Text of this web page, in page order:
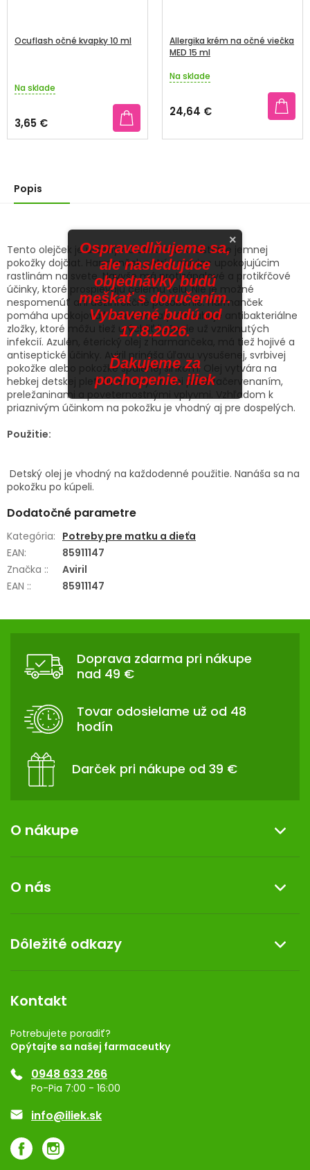
Ocuflash očné kvapky 10 ml
Na sklade
3,65 €
Allergika krém na očné viečka
MED 15 ml
Priemerné
produktu
je
z
Na sklade
24,64 €
Popis
Tento olejček je určený na ošetrenie a čistenie jemnej
pokožky dojčiat. Harmanček patrí k najviac upokojujúcim
rastlinám na svete. Navyše má protizápalové a protikŕčové
účinky, ktoré prospievajú celému telu. Nie je možné
nespomenúť ani dezinfekčné pôsobenie. Harmanček
pomáha upokojovať kožné zápaly. Obsahuje antibakteriálne
zložky, ktoré môžu tiež urýchliť liečenie už vzniknutých
infekcií. Azulén, éterický olej z harmančeka, má tiež hojivé a
antiseptické účinky. Aviril prináša úľavu vysušenej, svrbivej
pokožke alebo pokožke spálenej slnkom. Olej vytvára na
hebkej detskej pleti film, ktorý chráni pred začervenaním,
preležaninami a poveternostnými vplyvmi. Vzhľadom k
priaznivým účinkom na pokožku je vhodný aj pre dospelých.
Použitie:
Detský olej je vhodný na každodenné použitie. Nanáša sa na
pokožku po kúpeli.
Dodatočné parametre
Kategória: Potreby pre matku a dieťa
EAN:
85911147
Značka ::
Aviril
EAN :: 85911147
Z
Doprava zdarma pri nákupe
nad 49 €
Tovar odosielame už od 48
hodín
Darček pri nákupe od 39 €
O nákupe
Reklamácia a vrátenie tovaru
Doprava a platba
Darček k nákupu
O nás
Kontakt
Dermocentrum
Dôležité odkazy
Rozhodnutie na prevádzku
Registrácia
Ponuka pre firmy
Značky
Kontakt
Potrebujete poradiť?
Opýtajte sa našej farmaceutky
0948 633 266
Po-Pia 7:00 - 16:00
info@iliek.sk
×
Ospravedlňujeme sa,
ale nasledujúce
objednávky budú
meškať s doručením.
Vybavené budú od
17.8.2026.
Ďakujeme za
pochopenie. iliek